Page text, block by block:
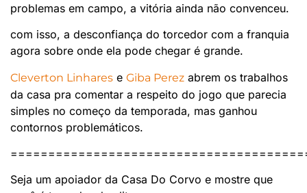
problemas em campo, a vitória ainda não convenceu.
com isso, a desconfiança do torcedor com a franquia
agora sobre onde ela pode chegar é grande.
Cleverton Linhares e Giba Perez abrem os trabalhos
da casa pra comentar a respeito do jogo que parecia
simples no começo da temporada, mas ganhou
contornos problemáticos.
Seja um apoiador da Casa Do Corvo e mostre que